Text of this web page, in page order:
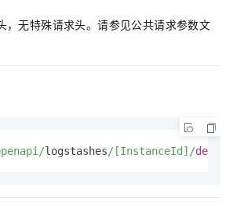
，无特殊请求头。请参见公共请求参数文
logstashes/[InstanceId]/